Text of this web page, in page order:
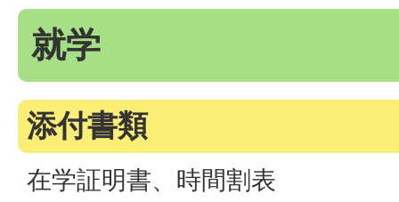
就学
添付書類
在学証明書、時間割表